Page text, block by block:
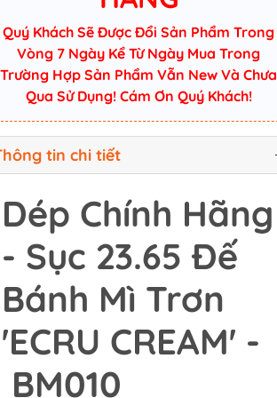
Quý Khách Sẽ Được Đổi Sản Phẩm Trong
Vòng 7 Ngày Kể Từ Ngày Mua Trong
Trường Hợp Sản Phẩm Vẫn New Và Chưa
Qua Sử Dụng! Cám Ơn Quý Khách!
tin chi tiết
Dép Chính Hãng
- Sục 23.65 Đế
Bánh Mì Trơn
'ECRU CREAM' -
BM010